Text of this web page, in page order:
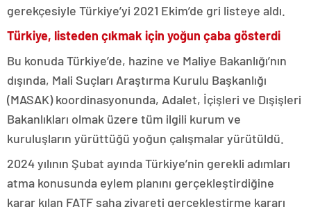
gerekçesiyle Türkiye’yi 2021 Ekim’de gri listeye aldı.
Türkiye, listeden çıkmak için yoğun çaba gösterdi
Bu konuda Türkiye’de, hazine ve Maliye Bakanlığı’nın
dışında, Mali Suçları Araştırma Kurulu Başkanlığı
(MASAK) koordinasyonunda, Adalet, İçişleri ve Dışişleri
Bakanlıkları olmak üzere tüm ilgili kurum ve
kuruluşların yürüttüğü yoğun çalışmalar yürütüldü.
2024 yılının Şubat ayında Türkiye’nin gerekli adımları
atma konusunda eylem planını gerçekleştirdiğine
karar kılan FATF saha ziyareti gerçekleştirme kararı